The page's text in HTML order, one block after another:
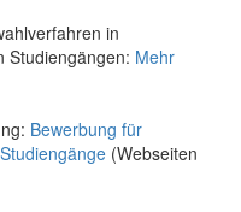
in
Studiengängen: Mehr
Bewerbung für
(Webseiten